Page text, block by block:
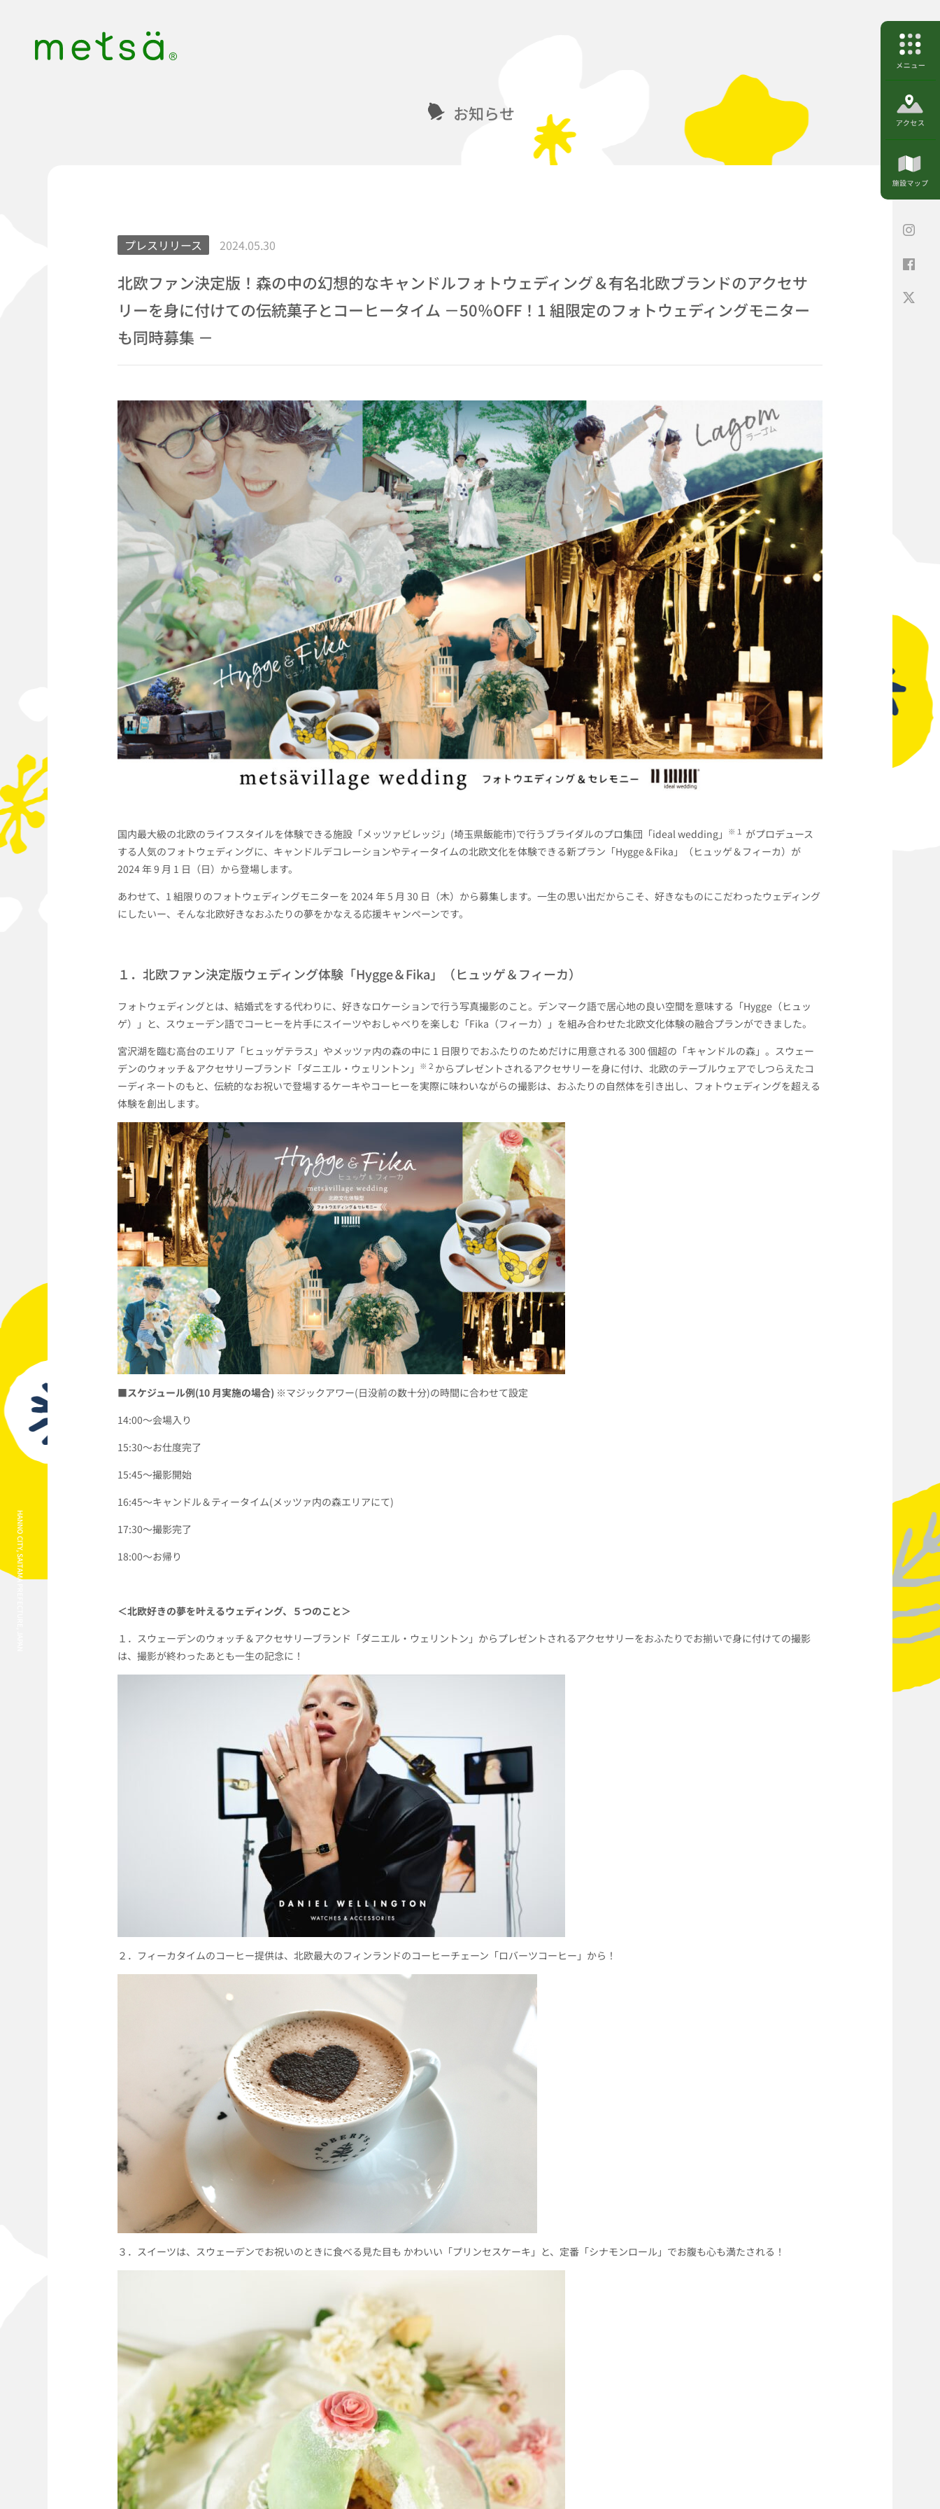
HANNO CITY, SAITAMA PREFECTURE, JAPAN
お知らせ
プレスリリース 2024.05.30
北欧ファン決定版！森の中の幻想的なキャンドルフォトウェディング＆有名北欧ブランドのアクセサ
リーを身に付けての伝統菓子とコーヒータイム －50％OFF！1 組限定のフォトウェディングモニター
も同時募集 －
国内最大級の北欧のライフスタイルを体験できる施設「メッツァビレッジ」 (埼玉県飯能市)で行うブライダルのプロ集団「ideal wedding 」 ※ １ がプロデュース
する人気のフォトウェディングに、キャンドルデコレーションやティータイムの北欧文化を体験できる新プラン「Hygge＆Fika 」（ヒュッゲ＆フィーカ）が
2024年9 月 1 日（日）から登場します。
あわせて、 1 組限りのフォトウェディングモニターを 2024年5 月 30 日（木）から募集します。一生の思い出だからこそ、好きなものにこだわったウェディング
にしたいー、そんな北欧好きなおふたりの夢をかなえる応援キャンペーンです。
１．北欧ファン決定版ウェディング体験「Hygge＆Fika」（ヒュッゲ＆フィーカ）
フォトウェディングとは、結婚式をする代わりに、好きなロケーションで行う写真撮影のこと。デンマーク語で居心地の良い空間を意味する「Hygge （ヒュッ
ゲ）」と、スウェーデン語でコーヒーを片手にスイーツやおしゃべりを楽しむ「Fika （フィーカ）」を組み合わせた北欧文化体験の融合プランができました。
宮沢湖を臨む高台のエリア「ヒュッゲテラス」やメッツァ内の森の中に 1 日限りでおふたりのためだけに用意される 300 個超の「キャンドルの森」。スウェー
デンのウォッチ＆アクセサリーブランド「ダニエル・ウェリントン」
※ ２ からプレゼントされるアクセサリーを身に付け、北欧のテーブルウェアでしつらえたコ
ーディネートのもと、伝統的なお祝いで登場するケーキやコーヒーを実際に味わいながらの撮影は、おふたりの自然体を引き出し、フォトウェディングを超える
体験を創出します。
■スケジュール例(10 月実施の場合) ※マジックアワー(日没前の数十分)の時間に合わせて設定
14:00～会場入り
15:30～お仕度完了
15:45～撮影開始
16:45～キャンドル＆ティータイム( メッツァ内の森エリアにて)
17:30～撮影完了
18:00～お帰り
＜北欧好きの夢を叶えるウェディング、５つのこと＞
１．スウェーデンのウォッチ＆アクセサリーブランド「ダニエル・ウェリントン」からプレゼントされるアクセサリーをおふたりでお揃いで身に付けての撮影
は、撮影が終わったあとも一生の記念に！
２．フィーカタイムのコーヒー提供は、北欧最大のフィンランドのコーヒーチェーン「ロバーツコーヒー」から！
３．スイーツは、スウェーデンでお祝いのときに食べる見た目も かわいい「プリンセスケーキ」と、定番「シナモンロール」でお腹も心も満たされる！